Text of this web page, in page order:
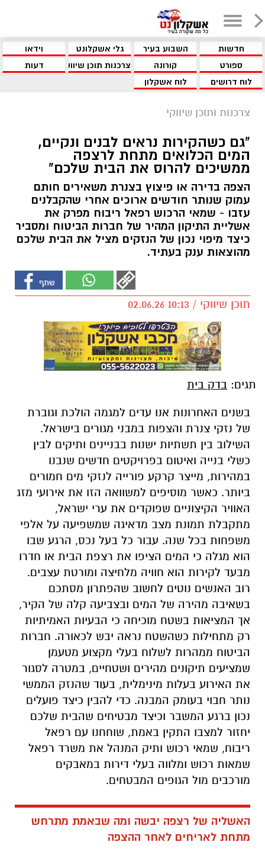
חדשות השבוע בעיר גלי אשקלונט
וידאו
ספורט
קורונה צרכנות תוכן שיווקי
דעות
לוח דרושים
לוח אשקלון
צרכנות ותוכן שיווקי
"גם כשהקירות נראים לבנים ונקיים,
המים הכלואים מתחת לרצפה
ממשיכים להרוס את הבית שלכם"
הצפה בדירה או פיצוץ בצנרת משאירים חותם
עמוק שנותר חודשים ארוכים אחרי שהקבלנים
עזבו - שמאי הרכוש רפאל ריבוח מפרק את
אשליית התיקון המהיר של חברות הביטוח ומסביר
כיצד מיפוי נכון של הנזקים מציל את הבית שלכם
מהוצאות ענק בעתיד.
תוכן שיווקי / 10:13 02.06.26
תגים: בדק בית
בשנים האחרונות אנו עדים למגמה הולכת וגוברת
של נזקי צנרת והצפות במבני מגורים בישראל.
השילוב בין תשתיות ישנות בבניינים ותיקים לבין
כשלי בנייה ואיטום בפרויקטים חדשים שנבנו
במהירות, מייצר קרקע פורייה לנזקי מים חמורים
ביותר. כאשר מוסיפים למשוואה הזו את אירועי מזג
האוויר הקיצוניים שפוקדים את ערי ישראל,
מתקבלת תמונת מצב מדאיגה שמשפיעה על אלפי
משפחות בכל שנה. עבור כל בעל נכס, הרגע שבו
הוא מגלה כי המים הציפו את רצפת הבית או חדרו
מבעד לקירות הוא חוויה מלחיצה ומורטת עצבים.
רוב האנשים נוטים לחשוב שהפתרון מסתכם
בשאיבה מהירה של המים ובצביעה קלה של הקיר,
אך המציאות בשטח מוכיחה כי הבעיות האמיתיות
רק מתחילות כשהשטח נראה יבש לכאורה. חברות
הביטוח ממהרות לשלוח בעלי מקצוע מטעמן
שמציעים תיקונים מהירים ושטחיים, במטרה לסגור
את האירוע בעלות מינימלית, בעוד שהנזק הממשי
נותר חבוי בעומק המבנה. כדי להבין כיצד פועלים
נכון ברגע המשבר וכיצד מבטיחים שהבית שלכם
יחזור למצבו התקין באמת, שוחחנו עם רפאל
ריבוח, שמאי רכוש ותיק המנהל את משרד רפאל
שמאות רכוש ומלווה בעלי דירות במאבקים
מורכבים מול הגופים המבטחים.
האשליה של רצפה יבשה ומה שבאמת מתרחש
מתחת לאריחים לאחר ההצפה